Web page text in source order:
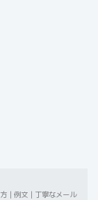
｜例文｜丁寧なメール